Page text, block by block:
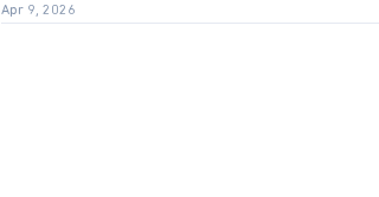
n
s
Apr 9, 2026